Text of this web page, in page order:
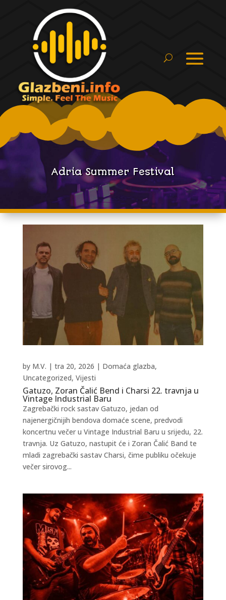
Adria Summer Festival
Gatuzo, Zoran Čalić Bend i Charsi 22. travnja u
Vintage Industrial Baru
by M.V. | tra 20, 2026 | Domaća glazba,
Uncategorized, Vijesti
Zagrebački rock sastav Gatuzo, jedan od
najenergičnijih bendova domaće scene, predvodi
koncertnu večer u Vintage Industrial Baru u srijedu, 22.
travnja. Uz Gatuzo, nastupit će i Zoran Čalić Band te
mladi zagrebački sastav Charsi, čime publiku očekuje
večer sirovog...